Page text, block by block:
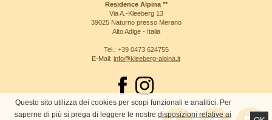
Residence Alpina **
Via A.-Kleeberg 13
39025 Naturno presso Merano
Alto Adige - Italia
Tel.: +39 0473 624755
E-Mail: info@kleeberg-alpina.it
Questo sito utilizza dei cookies per scopi funzionali e analitici. Per
saperne di più si prega di leggere le nostre disposizioni relative ai